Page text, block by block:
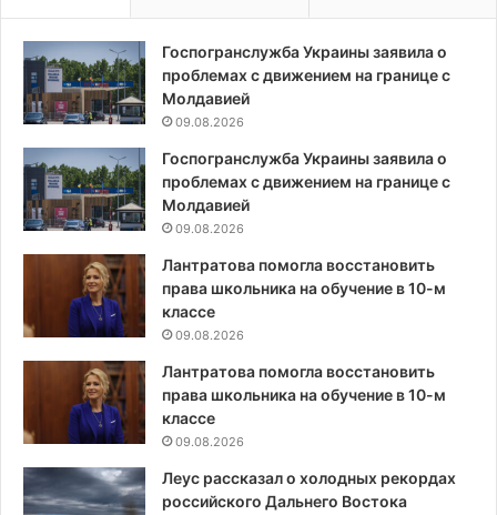
Госпогранслужба Украины заявила о
проблемах с движением на границе с
Молдавией
09.08.2026
Госпогранслужба Украины заявила о
проблемах с движением на границе с
Молдавией
09.08.2026
Лантратова помогла восстановить
права школьника на обучение в 10-м
классе
09.08.2026
Лантратова помогла восстановить
права школьника на обучение в 10-м
классе
09.08.2026
Леус рассказал о холодных рекордах
российского Дальнего Востока